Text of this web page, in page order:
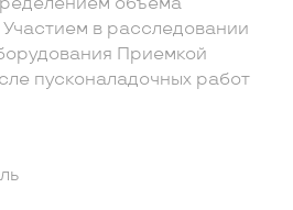
в расследовании
Приемкой
пусконаладочных работ